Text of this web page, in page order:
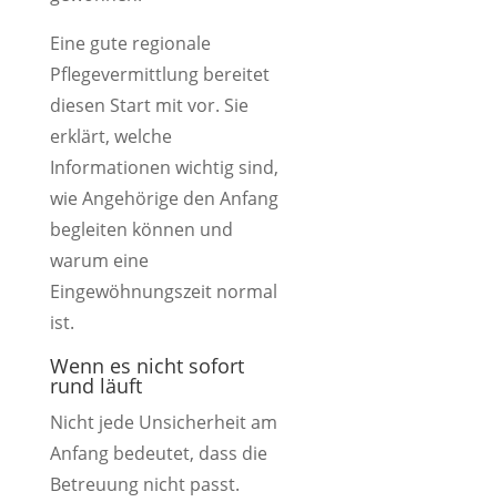
Eine gute regionale
Pflegevermittlung bereitet
diesen Start mit vor. Sie
erklärt, welche
Informationen wichtig sind,
wie Angehörige den Anfang
begleiten können und
warum eine
Eingewöhnungszeit normal
ist.
Wenn es nicht sofort
rund läuft
Nicht jede Unsicherheit am
Anfang bedeutet, dass die
Betreuung nicht passt.